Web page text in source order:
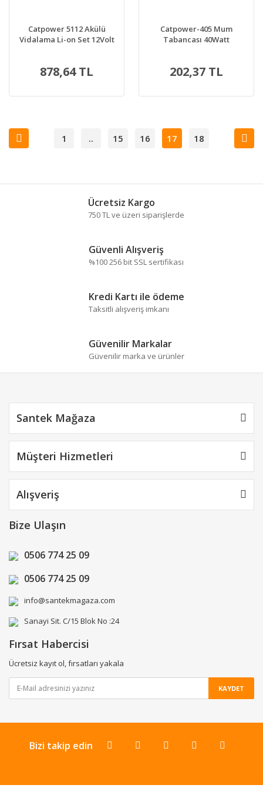
Catpower 5112 Akülü
Vidalama Li-on Set 12Volt
878,64 TL
Catpower-405 Mum
Tabancası 40Watt
202,37 TL
1 .. 15 16 17 18
Ücretsiz Kargo
750 TL ve üzeri siparişlerde
Güvenli Alışveriş
%100 256 bit SSL sertifikası
Kredi Kartı ile ödeme
Taksitli alışveriş imkanı
Güvenilir Markalar
Güvenilir marka ve ürünler
Santek Mağaza
Müşteri Hizmetleri
Alışveriş
Bize Ulaşın
0506 774 25 09
0506 774 25 09
info@santekmagaza.com
Sanayi Sit. C/15 Blok No :24
Fırsat Habercisi
Ücretsiz kayıt ol, fırsatları yakala
KAYDET
Bizi takip edin